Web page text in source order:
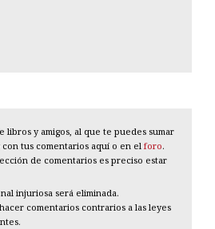
libros y amigos, al que te puedes sumar
tus comentarios aquí o en el foro.
de comentarios es preciso estar
injuriosa será eliminada.
comentarios contrarios a las leyes